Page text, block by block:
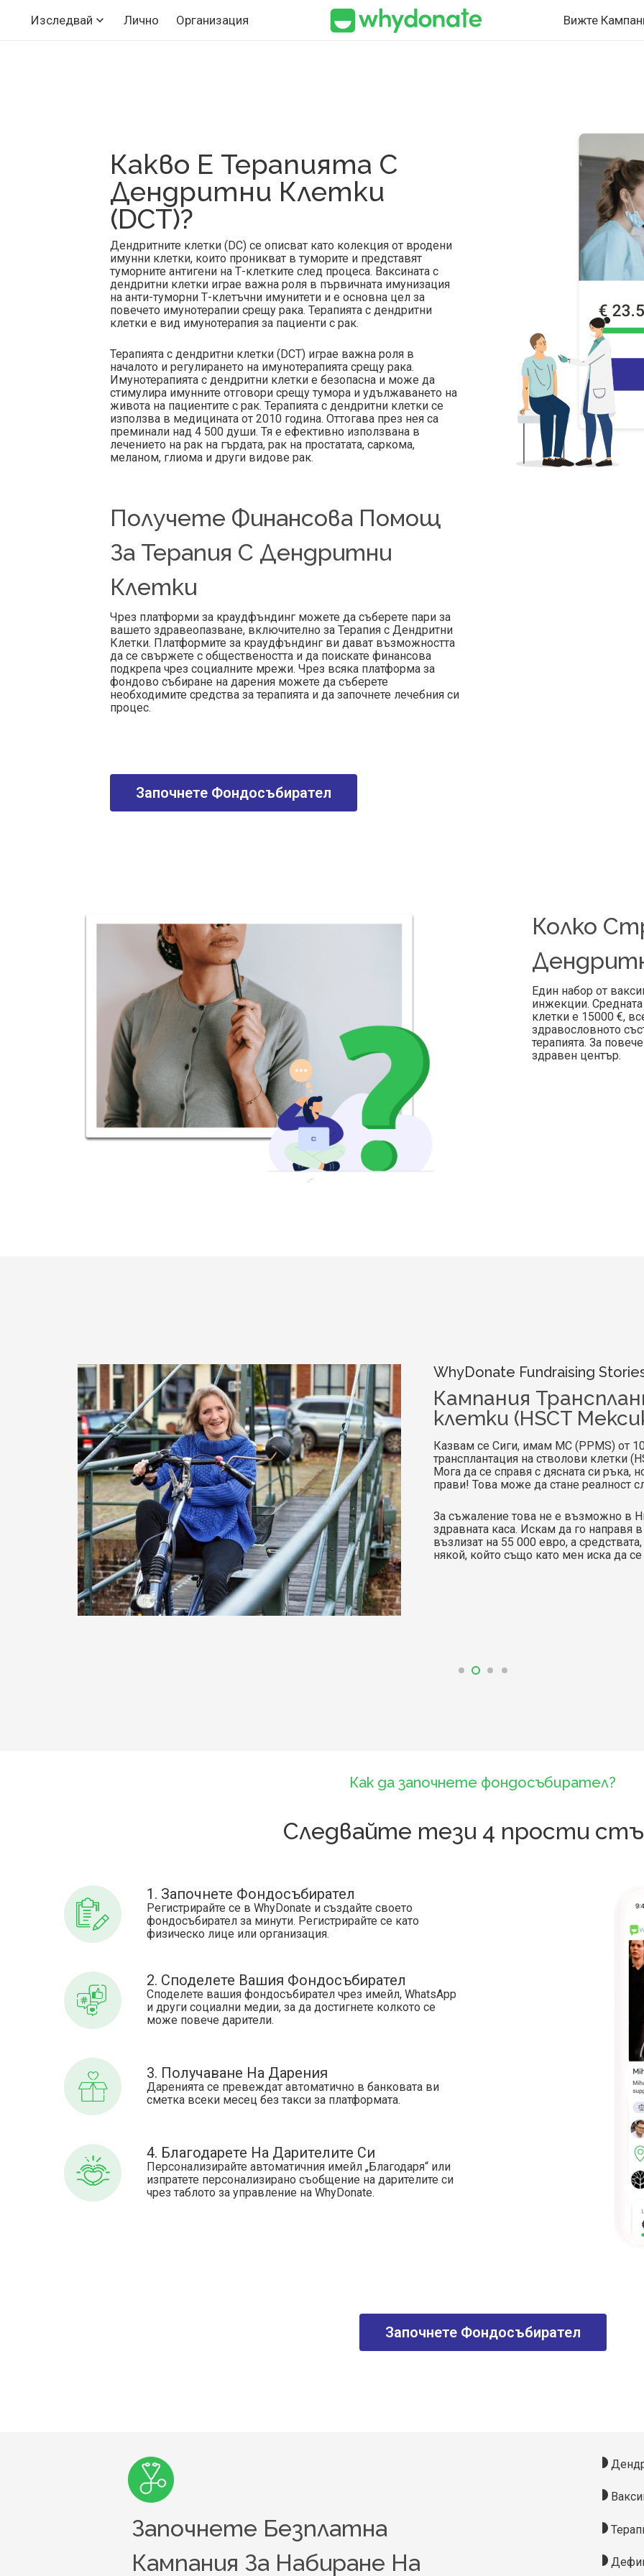
Изследвай Лично Организация Вижте
Какво Е Терапията С
Дендритни Клетки
(DCT)?
Дендритните клетки (DC) се описват като колекция от вродени
имунни клетки, които проникват в туморите и представят
туморните антигени на Т-клетките след процеса. Ваксината с
дендритни клетки играе важна роля в първичната имунизация
на анти-туморни Т-клетъчни имунитети и е основна цел за
повечето имунотерапии срещу рака. Терапията с дендритни
клетки е вид имунотерапия за пациенти с рак.
Терапията с дендритни клетки (DCT) играе важна роля в
началото и регулирането на имунотерапията срещу рака.
Имунотерапията с дендритни клетки е безопасна и може да
стимулира имунните отговори срещу тумора и удължаването на
живота на пациентите с рак. Терапията с дендритни клетки се
използва в медицината от 2010 година. Оттогава през нея са
преминали над 4 500 души. Тя е ефективно използвана в
лечението на рак на гърдата, рак на простатата, саркома,
меланом, глиома и други видове рак.
Получете Финансова Помощ
За Терапия С Дендритни
Клетки
Чрез платформи за краудфъндинг можете да съберете пари за
вашето здравеопазване, включително за Терапия с Дендритни
Клетки. Платформите за краудфъндинг ви дават възможността
да се свържете с обществеността и да поискате финансова
подкрепа чрез социалните мрежи. Чрез всяка платформа за
фондово събиране на дарения можете да съберете
необходимите средства за терапията и да започнете лечебния си
процес.
Започнете Фондосъбирател
Колко
Един набор от
инжекции. Средната
клетки е 15000 €,
здравословното
терапията. За
здравен център.
WhyDonate Fundraising
Кампания
клетки (HSCT
Казвам се Сиги, имам МС (PPMS) от
трансплантация на стволови клетки
Мога да се справя с дясната си ръка,
прави! Това може да стане реалност
За съжаление това не е възможно в
здравната каса. Искам да го направя
възлизат на 55 000 евро, а
някой, който също като мен иска да
Как да започнете фондосъбирател?
Следвайте тези 4 прости
1. Започнете Фондосъбирател
Регистрирайте се в WhyDonate и създайте своето
фондосъбирател за минути. Регистрирайте се като
физическо лице или организация.
2. Споделете Вашия Фондосъбирател
Споделете вашия фондосъбирател чрез имейл, WhatsApp
и други социални медии, за да достигнете колкото се
може повече дарители.
3. Получаване На Дарения
Даренията се превеждат автоматично в банковата ви
сметка всеки месец без такси за платформата.
4. Благодарете На Дарителите Си
Персонализирайте автоматичния имейл „Благодаря“ или
изпратете персонализирано съобщение на дарителите си
чрез таблото за управление на WhyDonate.
Започнете Фондосъбирател
Започнете Безплатна
Кампания За Набиране На